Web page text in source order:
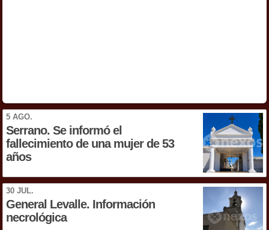
5 AGO.
Serrano. Se informó el
fallecimiento de una mujer de 53
años
30 JUL.
General Levalle. Información
necrológica